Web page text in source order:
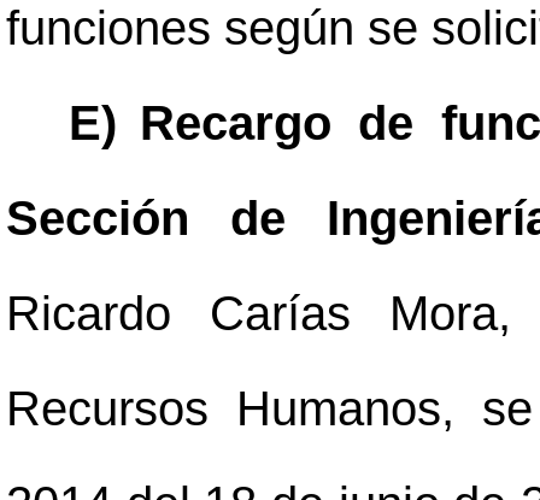
funciones según se
E) Recargo de
Sección de
Ricardo Carías
Recursos Humanos,